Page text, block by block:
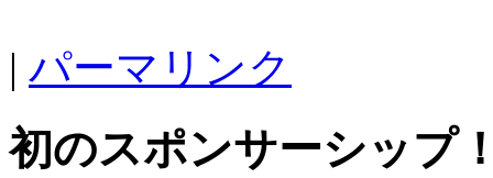
| パーマリンク
初のスポンサーシップ